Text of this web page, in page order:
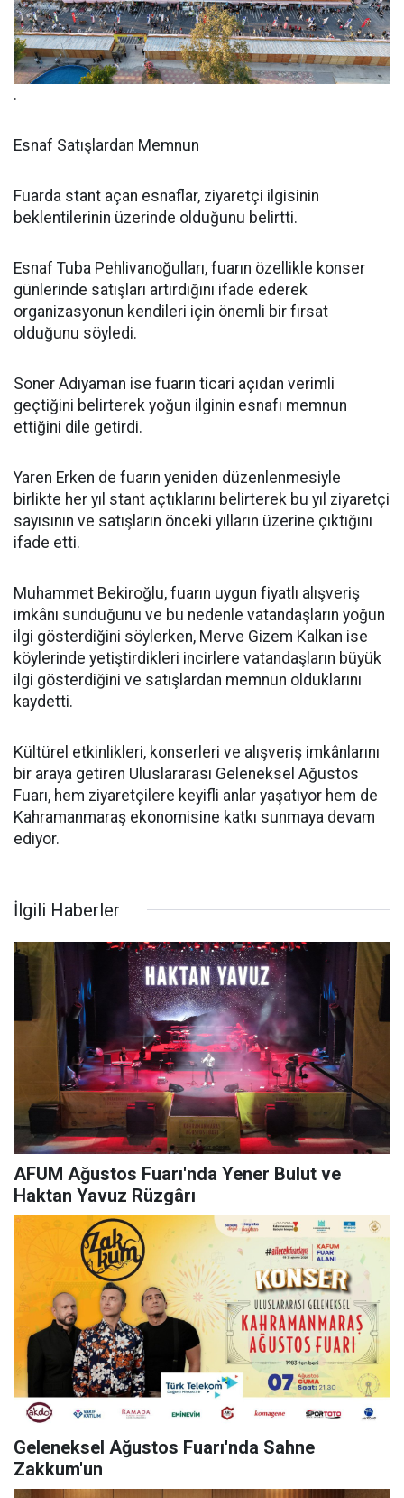
.
Esnaf Satışlardan Memnun
Fuarda stant açan esnaflar, ziyaretçi ilgisinin
beklentilerinin üzerinde olduğunu belirtti.
Esnaf Tuba Pehlivanoğulları, fuarın özellikle konser
günlerinde satışları artırdığını ifade ederek
organizasyonun kendileri için önemli bir fırsat
olduğunu söyledi.
Soner Adıyaman ise fuarın ticari açıdan verimli
geçtiğini belirterek yoğun ilginin esnafı memnun
ettiğini dile getirdi.
Yaren Erken de fuarın yeniden düzenlenmesiyle
birlikte her yıl stant açtıklarını belirterek bu yıl ziyaretçi
sayısının ve satışların önceki yılların üzerine çıktığını
ifade etti.
Muhammet Bekiroğlu, fuarın uygun fiyatlı alışveriş
imkânı sunduğunu ve bu nedenle vatandaşların yoğun
ilgi gösterdiğini söylerken, Merve Gizem Kalkan ise
köylerinde yetiştirdikleri incirlere vatandaşların büyük
ilgi gösterdiğini ve satışlardan memnun olduklarını
kaydetti.
Kültürel etkinlikleri, konserleri ve alışveriş imkânlarını
bir araya getiren Uluslararası Geleneksel Ağustos
Fuarı, hem ziyaretçilere keyifli anlar yaşatıyor hem de
Kahramanmaraş ekonomisine katkı sunmaya devam
ediyor.
İlgili Haberler
AFUM Ağustos Fuarı'nda Yener Bulut ve
Haktan Yavuz Rüzgârı
Geleneksel Ağustos Fuarı'nda Sahne
Zakkum'un